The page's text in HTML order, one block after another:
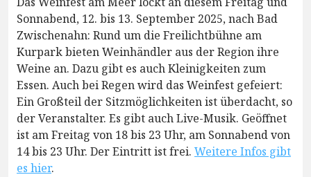
Sonnabend, 12. bis 13. September 2025, nach Bad
Zwischenahn: Rund um die Freilichtbühne am
Kurpark bieten Weinhändler aus der Region ihre
Weine an. Dazu gibt es auch Kleinigkeiten zum
Essen. Auch bei Regen wird das Weinfest gefeiert:
Ein Großteil der Sitzmöglichkeiten ist überdacht, so
der Veranstalter. Es gibt auch Live-Musik. Geöffnet
ist am Freitag von 18 bis 23 Uhr, am Sonnabend von
14 bis 23 Uhr. Der Eintritt ist frei. Weitere Infos gibt
es hier.